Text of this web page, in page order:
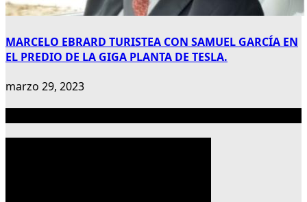
MARCELO EBRARD TURISTEA CON SAMUEL GARCÍA EN
EL PREDIO DE LA GIGA PLANTA DE TESLA.
marzo 29, 2023